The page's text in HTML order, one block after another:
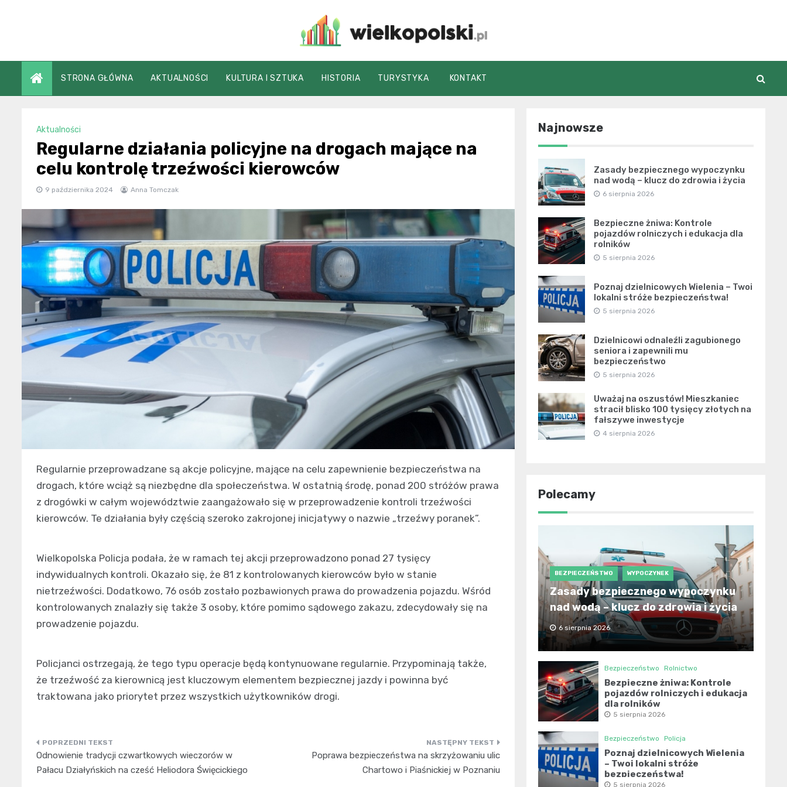
wielkopolski.pl
STRONA GŁÓWNA AKTUALNOŚCI KULTURA I SZTUKA HISTORIA TURYSTYKA KONTAKT
Aktualności
Regularne działania policyjne na drogach mające na
celu kontrolę trzeźwości kierowców
9 października 2024 Anna Tomczak
Regularnie przeprowadzane są akcje policyjne, mające na celu zapewnienie bezpieczeństwa na
drogach, które wciąż są niezbędne dla społeczeństwa. W ostatnią środę, ponad 200 stróżów prawa
z drogówki w całym województwie zaangażowało się w przeprowadzenie kontroli trzeźwości
kierowców. Te działania były częścią szeroko zakrojonej inicjatywy o nazwie „trzeźwy poranek”.
Wielkopolska Policja podała, że w ramach tej akcji przeprowadzono ponad 27 tysięcy
indywidualnych kontroli. Okazało się, że 81 z kontrolowanych kierowców było w stanie
nietrzeźwości. Dodatkowo, 76 osób zostało pozbawionych prawa do prowadzenia pojazdu. Wśród
kontrolowanych znalazły się także 3 osoby, które pomimo sądowego zakazu, zdecydowały się na
prowadzenie pojazdu.
Policjanci ostrzegają, że tego typu operacje będą kontynuowane regularnie. Przypominają także,
że trzeźwość za kierownicą jest kluczowym elementem bezpiecznej jazdy i powinna być
traktowana jako priorytet przez wszystkich użytkowników drogi.
Nawigacja
wpisu
Odnowienie tradycji czwartkowych wieczorów w
Pałacu Działyńskich na cześć Heliodora Święcickiego
Poprawa bezpieczeństwa na skrzyżowaniu ulic
Chartowo i Piaśnickiej w Poznaniu
Najnowsze
Zasady bezpiecznego wypoczynku
nad wodą – klucz do zdrowia i życia
6 sierpnia 2026
Bezpieczne żniwa: Kontrole
pojazdów rolniczych i edukacja dla
rolników
5 sierpnia 2026
Poznaj dzielnicowych Wielenia – Twoi
lokalni stróże bezpieczeństwa!
5 sierpnia 2026
Dzielnicowi odnaleźli zagubionego
seniora i zapewnili mu
bezpieczeństwo
5 sierpnia 2026
Uważaj na oszustów! Mieszkaniec
stracił blisko 100 tysięcy złotych na
fałszywe inwestycje
4 sierpnia 2026
Polecamy
BEZPIECZEŃSTWO WYPOCZYNEK
Zasady bezpiecznego wypoczynku
nad wodą – klucz do zdrowia i życia
6 sierpnia 2026
Bezpieczeństwo Rolnictwo
Bezpieczne żniwa: Kontrole
pojazdów rolniczych i edukacja
dla rolników
5 sierpnia 2026
Bezpieczeństwo Policja
Poznaj dzielnicowych Wielenia
– Twoi lokalni stróże
bezpieczeństwa!
5 sierpnia 2026